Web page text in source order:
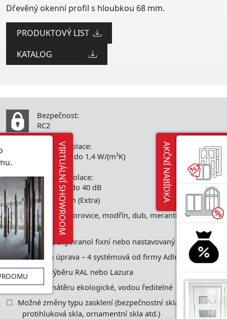
VIRTUÁLNÍ SHOWROOM AKČNÍ NABÍDKA
Dřevěný okenní profil s hloubkou 68 mm.
PRODUKTOVÝ LIST
KATALOG
Bezpečnost:
RC2
Tepelná izolace:
Uw od 1,2 do 1,4 W/(m²K)
Zvuková izolace:
Rw od 30 do 40 dB
BL70 / BL70 Slim (Extra)
Dřevina smrk, borovice, modřín, dub, meranti, red
grandis
3 vrstvý lepený hranol fixní nebo nastavovaný
Povrchová úprava – 4 systémová od firmy Adler
Možnost výběru RAL nebo Lazura
Materiály nátěru ekologické, vodou ředitelné
Možné změny typu zasklení (bezpečnostní skla,
protihluková skla, ornamentní skla atd.)